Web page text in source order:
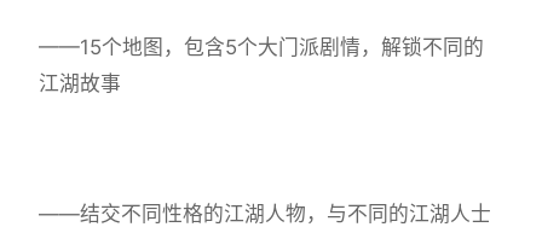
——15个地图，包含5个大门派剧情，解锁不同的
江湖故事
——结交不同性格的江湖人物，与不同的江湖人士